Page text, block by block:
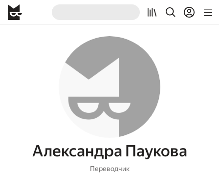
Александра Паукова
Переводчик